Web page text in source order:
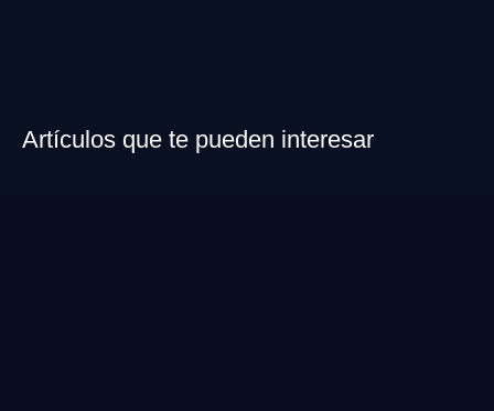
Artículos que te pueden interesar